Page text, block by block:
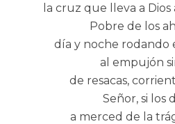
la cruz que lleva a
Pobre de los
día y noche rodando
al empujón
de resacas,
Señor, si los
a merced de la